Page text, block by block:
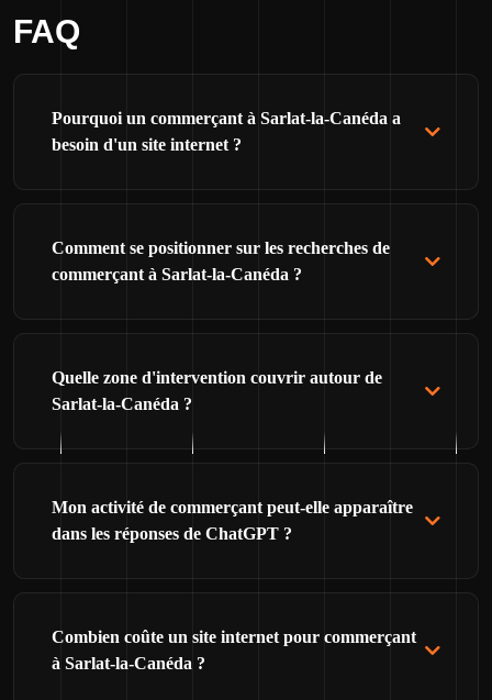
FAQ
Pourquoi un commerçant à Sarlat-la-Canéda a
besoin d'un site internet ?
Comment se positionner sur les recherches de
commerçant à Sarlat-la-Canéda ?
Quelle zone d'intervention couvrir autour de
Sarlat-la-Canéda ?
Mon activité de commerçant peut-elle apparaître
dans les réponses de ChatGPT ?
Combien coûte un site internet pour commerçant
à Sarlat-la-Canéda ?